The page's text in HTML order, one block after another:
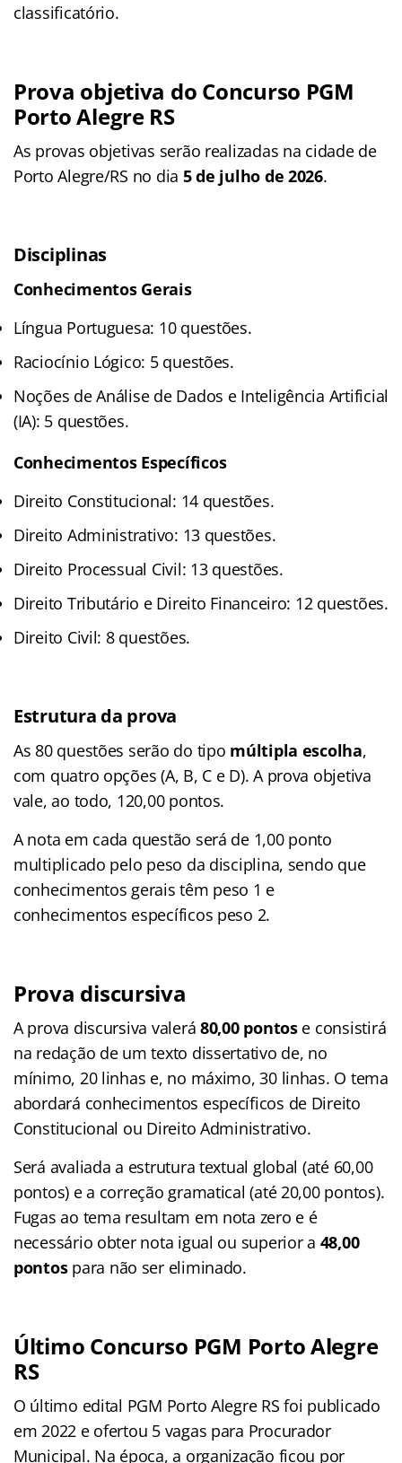
classificatório.
Prova objetiva do Concurso PGM
Porto Alegre RS
As provas objetivas serão realizadas na cidade de
Porto Alegre/RS no dia 5 de julho de 2026.
Disciplinas
Conhecimentos Gerais
Língua Portuguesa: 10 questões.
Raciocínio Lógico: 5 questões.
Noções de Análise de Dados e Inteligência Artificial
(IA): 5 questões.
Conhecimentos Específicos
Direito Constitucional: 14 questões.
Direito Administrativo: 13 questões.
Direito Processual Civil: 13 questões.
Direito Tributário e Direito Financeiro: 12 questões.
Direito Civil: 8 questões.
Estrutura da prova
As 80 questões serão do tipo múltipla escolha,
com quatro opções (A, B, C e D). A prova objetiva
vale, ao todo, 120,00 pontos.
A nota em cada questão será de 1,00 ponto
multiplicado pelo peso da disciplina, sendo que
conhecimentos gerais têm peso 1 e
conhecimentos específicos peso 2.
Prova discursiva
A prova discursiva valerá 80,00 pontose consistirá
na redação de um texto dissertativo de, no
mínimo, 20 linhas e, no máximo, 30 linhas. O tema
abordará conhecimentos específicos de Direito
Constitucional ou Direito Administrativo.
Será avaliada a estrutura textual global (até 60,00
pontos) e a correção gramatical (até 20,00 pontos).
Fugas ao tema resultam em nota zero e é
necessário obter nota igual ou superior a 48,00
pontospara não ser eliminado.
Último Concurso PGM Porto Alegre
RS
O último edital PGM Porto Alegre RS foi publicado
em 2022 e ofertou 5 vagas para Procurador
Municipal. Na época, a organização ficou por